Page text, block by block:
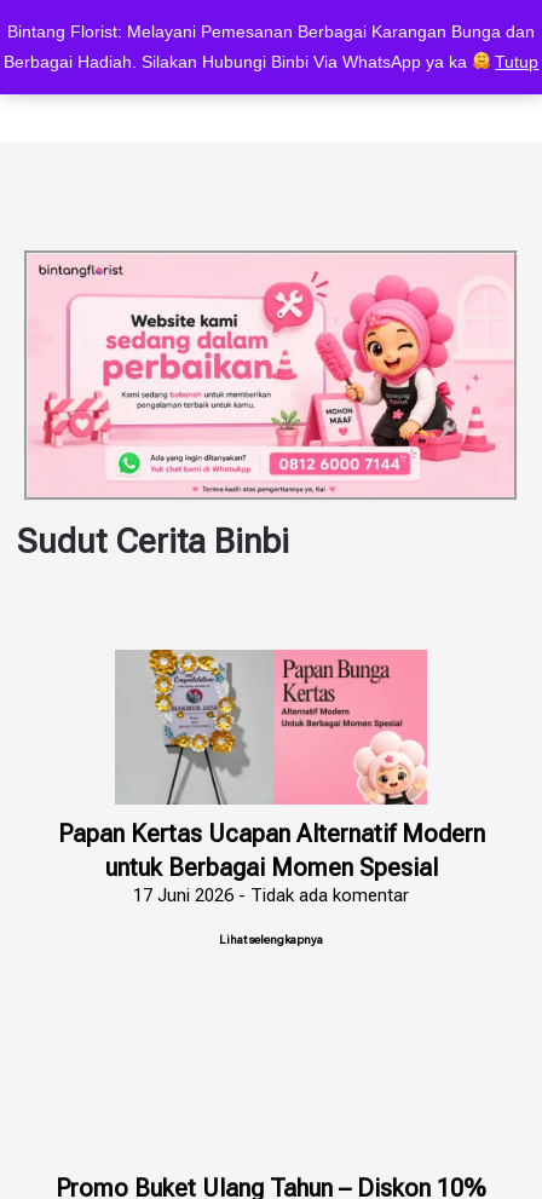
Bintang Florist: Melayani Pemesanan Berbagai Karangan Bunga dan
Berbagai Hadiah. Silakan Hubungi Binbi Via WhatsApp ya ka
Tutup
Whatsapp : 0812 6000 7144
Sudut Cerita Binbi
Papan Kertas Ucapan Alternatif Modern
untuk Berbagai Momen Spesial
17 Juni 2026 Tidak ada komentar
Lihat selengkapnya
Promo Buket Ulang Tahun – Diskon 10%